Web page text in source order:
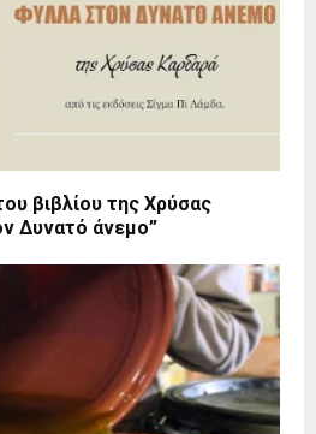
βιβλίου της Χρύσας
Δυνατό άνεμο”